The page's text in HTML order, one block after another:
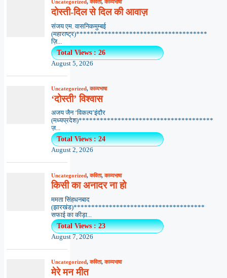
Uncategorized,कविता,काव्यभाषा
दोस्ती-दिल से दिल की आवाज़
संजय एम. वासनिकमुम्बई
(महाराष्ट्र)*************************************
ज़ि...
Total Views : 26
August 5, 2026
Uncategorized,काव्यभाषा
‘दोस्ती’ विश्वास
अजय जैन ‘विकल्प’इंदौर
(मध्यप्रदेश)**************************************
ज़...
Total Views : 24
August 2, 2026
Uncategorized,कविता,काव्यभाषा
किसी का अनादर ना हो
ममता सिंहधनबाद
(झारखंड)*************************************
सफाई का कीड़ा...
Total Views : 23
August 7, 2026
Uncategorized,कविता,काव्यभाषा
मेरे मन मीत